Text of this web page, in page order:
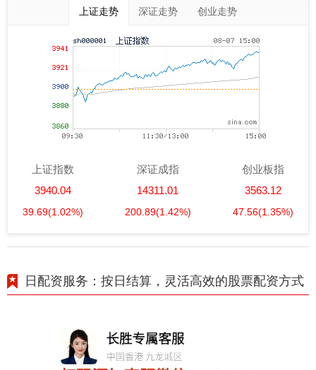
上证走势 深证走势 创业走势
上证指数
3940.04
39.69(1.02%)
深证成指
14311.01
200.89(1.42%)
创业板指
3563.12
47.56(1.35%)
日配资服务：按日结算，灵活高效的股票配资方式